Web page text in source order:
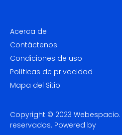
Acerca de
Contáctenos
Condiciones de uso
Políticas de privacidad
Mapa del Sitio
Copyright © 2023 Webespacio.
reservados. Powered by